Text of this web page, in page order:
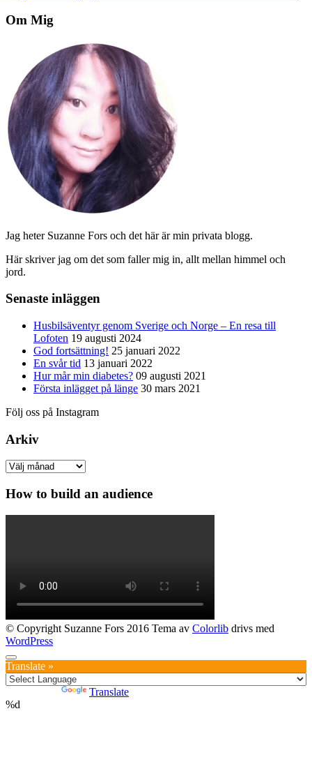
Om Mig
Jag heter Suzanne Fors och det här är min privata blogg.
Här skriver jag om det som faller mig in, allt mellan himmel och
jord.
Senaste inläggen
Husbilsäventyr genom Sverige och Norge – En resa till
Lofoten 19 augusti 2024
God fortsättning! 25 januari 2022
En svår tid 13 januari 2022
Hur mår min diabetes? 09 augusti 2021
Första inlägget på länge 30 mars 2021
Följ oss på Instagram
Arkiv
Arkiv
How to build an audience
© Copyright Suzanne Fors 2016 Tema av Colorlib drivs med
WordPress
Translate »
Translate
%d